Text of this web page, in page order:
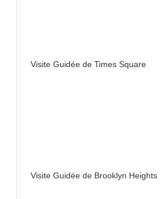
Visite Guidée de Times Square
Visite Guidée de Brooklyn Heights